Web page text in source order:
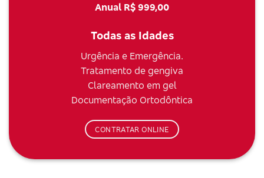
Anual R$ 999,00
Todas as Idades
Urgência e Emergência.
Tratamento de gengiva
Clareamento em gel
Documentação Ortodôntica
CONTRATAR ONLINE